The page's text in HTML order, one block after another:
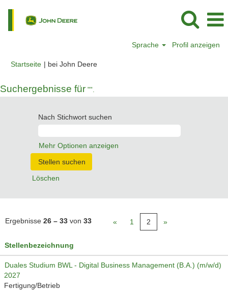
Sprache Profil anzeigen
Startseite | bei John Deere(aktuelle
Suchergebnisse für "".
Nach Stichwort suchen
Mehr Optionen anzeigen
Löschen
Ergebnisse 26 – 33 von 33 « 1 2 »
Stellenbezeichnung
Duales Studium BWL - Digital Business Management (B.A.) (m/w/d)
2027
Fertigung/Betrieb